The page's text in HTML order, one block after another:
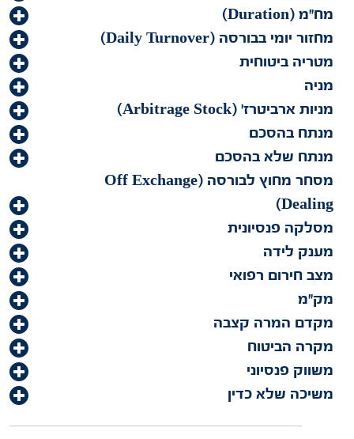
מח"מ (Duration)
מחזור יומי בבורסה (Daily Turnover)
מטריה ביטוחית
מניה
מניות ארביטרז' (Arbitrage Stock)
מנתח בהסכם
מנתח שלא בהסכם
מסחר מחוץ לבורסה (Off Exchange
Dealing)
מסלקה פנסיונית
מענק לידה
מצב חירום רפואי
מק"מ
מקדם המרה קצבה
מקרה הביטוח
משווק פנסיוני
משיכה שלא כדין